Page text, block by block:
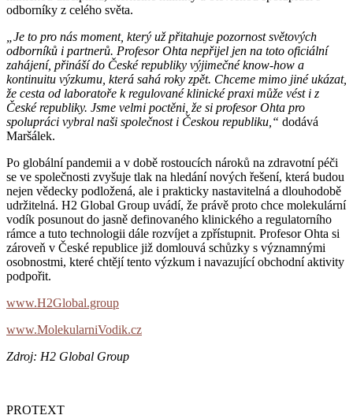
odborníky z celého světa.
„Je to pro nás moment, který už přitahuje pozornost světových
odborníků i partnerů. Profesor Ohta nepřijel jen na toto oficiální
zahájení, přináší do České republiky výjimečné know-how a
kontinuitu výzkumu, která sahá roky zpět. Chceme mimo jiné ukázat,
že cesta od laboratoře k regulované klinické praxi může vést i z
České republiky. Jsme velmi poctěni, že si profesor Ohta pro
spolupráci vybral naši společnost i Českou republiku,“ dodává
Maršálek.
Po globální pandemii a v době rostoucích nároků na zdravotní péči
se ve společnosti zvyšuje tlak na hledání nových řešení, která budou
nejen vědecky podložená, ale i prakticky nastavitelná a dlouhodobě
udržitelná. H2 Global Group uvádí, že právě proto chce molekulární
vodík posunout do jasně definovaného klinického a regulatorního
rámce a tuto technologii dále rozvíjet a zpřístupnit. Profesor Ohta si
zároveň v České republice již domlouvá schůzky s významnými
osobnostmi, které chtějí tento výzkum i navazující obchodní aktivity
podpořit.
www.H2Global.group
www.MolekularniVodik.cz
Zdroj: H2 Global Group
PROTEXT